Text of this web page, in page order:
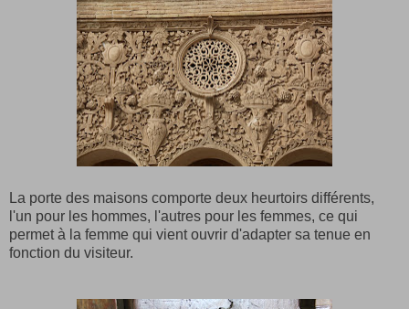
La porte des maisons comporte deux heurtoirs différents,
l'un pour les hommes, l'autres pour les femmes, ce qui
permet à la femme qui vient ouvrir d'adapter sa tenue en
fonction du visiteur.